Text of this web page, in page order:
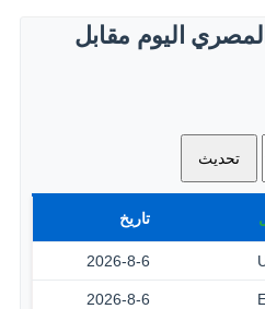
اليوم مقابل
تاريخ
2026-8-6
2026-8-6